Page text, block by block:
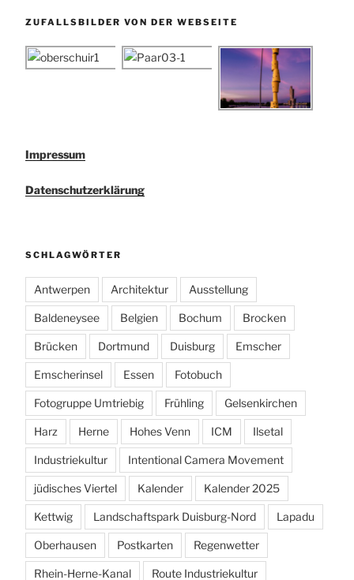
ZUFALLSBILDER VON DER WEBSEITE
Impressum
Datenschutzerklärung
SCHLAGWÖRTER
Antwerpen Architektur Ausstellung
Baldeneysee Belgien Bochum Brocken
Brücken Dortmund Duisburg Emscher
Emscherinsel Essen Fotobuch
Fotogruppe Umtriebig Frühling Gelsenkirchen
Harz Herne Hohes Venn ICM Ilsetal
Industriekultur Intentional Camera Movement
jüdisches Viertel Kalender Kalender 2025
Kettwig Landschaftspark Duisburg-Nord Lapadu
Oberhausen Postkarten Regenwetter
Rhein-Herne-Kanal Route Industriekultur